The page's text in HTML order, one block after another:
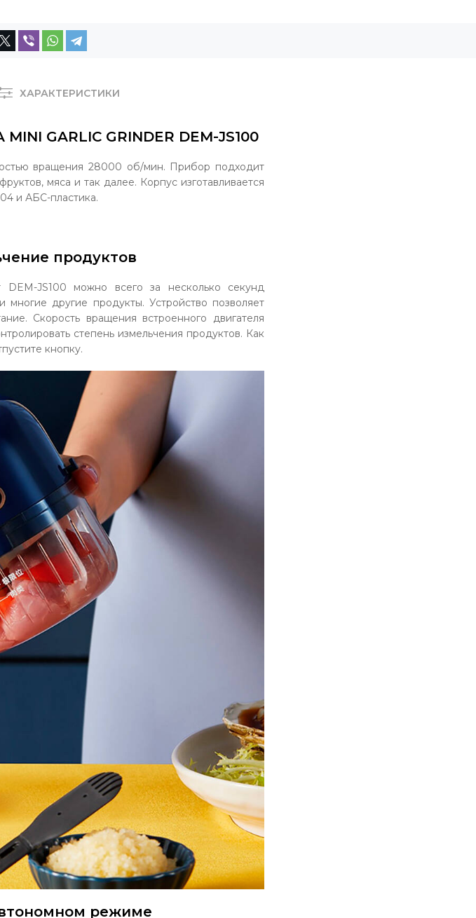
ХАРАКТЕРИСТИКИ
GARLIC GRINDER DEM-JS100
вращения 28000 об/мин. Прибор подходит
мяса и так далее. Корпус изготавливается
и АБС-пластика.
продуктов
JS100 можно всего за несколько секунд
многие другие продукты. Устройство позволяет
Скорость вращения встроенного двигателя
степень измельчения продуктов. Как
кнопку.
режиме